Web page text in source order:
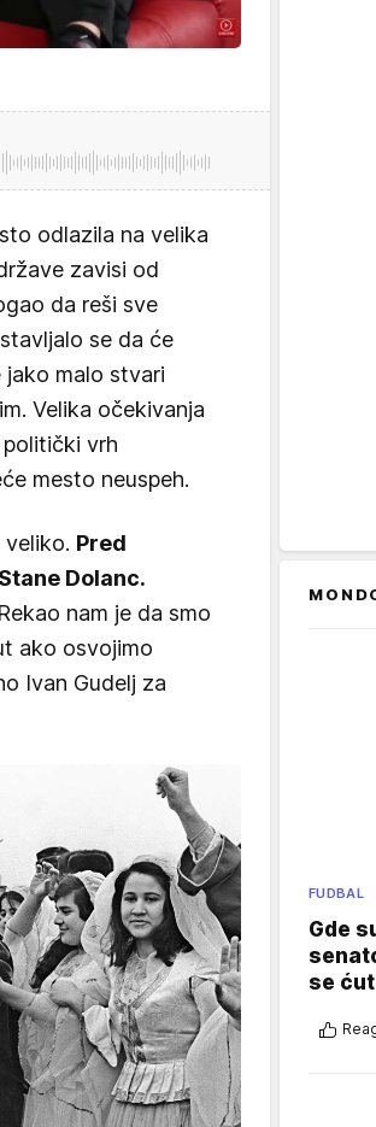
odlazila na velika
zavisi od
da reši sve
se da će
jako malo stvari
Velika očekivanja
politički vrh
mesto neuspeh.
Pred
Dolanc.
Rekao nam je da smo
ako osvojimo
Ivan Gudelj za
FUDBAL
Gde
se